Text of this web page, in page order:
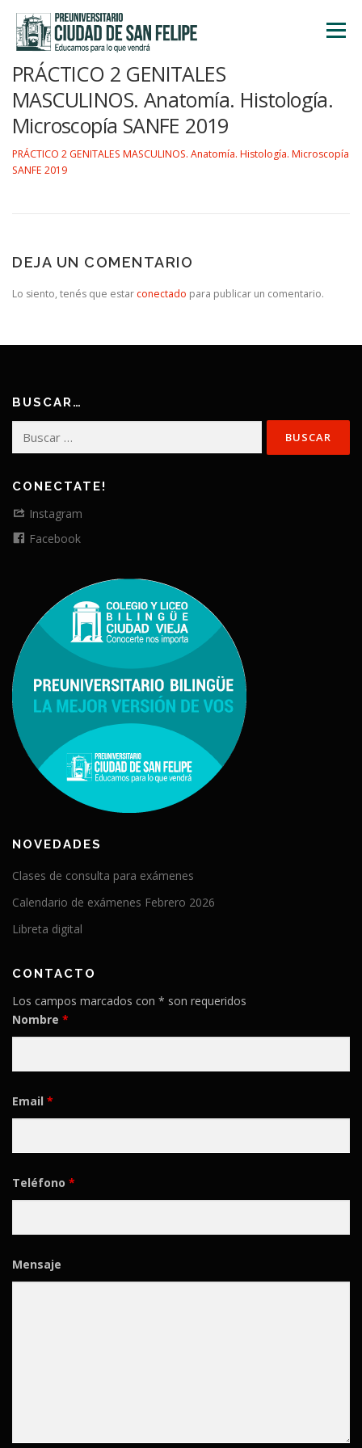
contenido
Menú
INICIO NOSOTROS ÁREA ACADÉMICA
TALLERES ACTIVIDADES INSCRIPCIONES
PRÁCTICO 2 GENITALES
MASCULINOS. Anatomía. Histología.
Microscopía SANFE 2019
PRÁCTICO 2 GENITALES MASCULINOS. Anatomía. Histología. Microscopía
SANFE 2019
DEJA UN COMENTARIO
Lo siento, tenés que estar conectado para publicar un comentario.
BUSCAR…
CONECTATE!
Instagram
Facebook
NOVEDADES
Clases de consulta para exámenes
Calendario de exámenes Febrero 2026
Libreta digital
CONTACTO
Los campos marcados con * son requeridos
Nombre *
Email *
Teléfono *
Mensaje